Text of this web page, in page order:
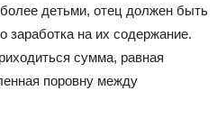
детьми, отец должен быть
заработка на их содержание.
сумма, равная
поровну между